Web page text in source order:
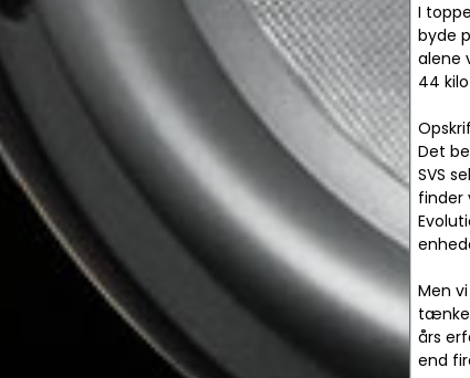
I
byde
alene
44
Det
SVS
finder
Men
års
end